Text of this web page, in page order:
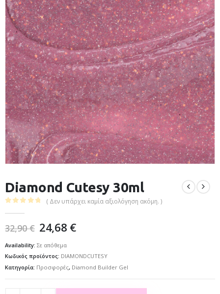
Diamond Cutesy 30ml
( Δεν υπάρχει καμία αξιολόγηση ακόμη. )
32,90€ 24,68 €
Availability: Σε απόθεμα
Κωδικός προϊόντος: DIAMONDCUTESY
Κατηγορία: Προσφορές, Diamond Builder Gel